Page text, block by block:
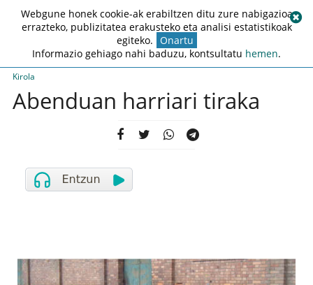
Kirola
Abenduan harriari tiraka
Webgune honek cookie-ak erabiltzen ditu zure nabigazioa
errazteko, publizitatea erakusteko eta analisi estatistikoak
egiteko. Onartu
Informazio gehiago nahi baduzu, kontsultatu hemen.